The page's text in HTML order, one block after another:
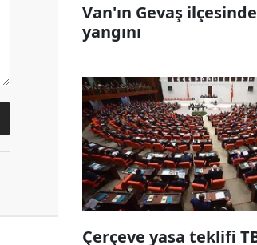
Van'ın Gevaş
yangını
Çerçeve yasa teklifi